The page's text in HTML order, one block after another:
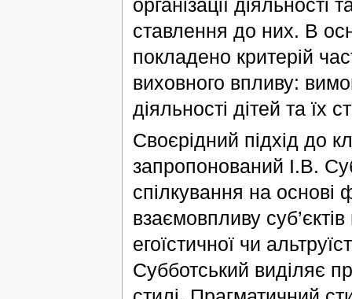
організації діяльності
ставлення до них. В
покладено критерій
виховного впливу:
діяльності дітей та їх
Своєрідний підхід до
запропонований І.В.
спілкування на
взаємовпливу
егоїстичної чи
Субботський виділяє